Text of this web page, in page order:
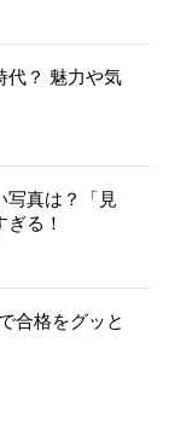
代？ 魅力や気
写真は？「見
る！
合格をグッと